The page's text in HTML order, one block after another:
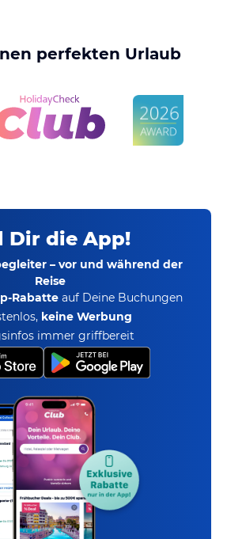
perfekten Urlaub
Dir die App!
– vor und während der
Reise
Rabatte auf Deine Buchungen
keine Werbung
immer griffbereit